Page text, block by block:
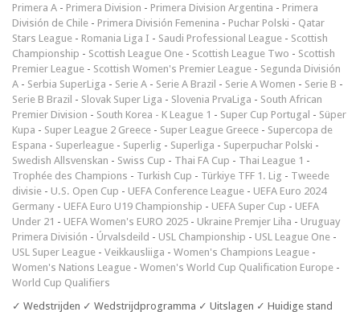
Primera A - Primera Division - Primera Division Argentina - Primera
División de Chile - Primera División Femenina - Puchar Polski - Qatar
Stars League - Romania Liga I - Saudi Professional League - Scottish
Championship - Scottish League One - Scottish League Two - Scottish
Premier League - Scottish Women's Premier League - Segunda División
A - Serbia SuperLiga - Serie A - Serie A Brazil - Serie A Women - Serie B -
Serie B Brazil - Slovak Super Liga - Slovenia PrvaLiga - South African
Premier Division - South Korea - K League 1 - Super Cup Portugal - Süper
Kupa - Super League 2 Greece - Super League Greece - Supercopa de
Espana - Superleague - Superlig - Superliga - Superpuchar Polski -
Swedish Allsvenskan - Swiss Cup - Thai FA Cup - Thai League 1 -
Trophée des Champions - Turkish Cup - Türkiye TFF 1. Lig - Tweede
divisie - U.S. Open Cup - UEFA Conference League - UEFA Euro 2024
Germany - UEFA Euro U19 Championship - UEFA Super Cup - UEFA
Under 21 - UEFA Women's EURO 2025 - Ukraine Premjer Liha - Uruguay
Primera División - Úrvalsdeild - USL Championship - USL League One -
USL Super League - Veikkausliiga - Women's Champions League -
Women's Nations League - Women's World Cup Qualification Europe -
World Cup Qualifiers
✓ Wedstrijden ✓ Wedstrijdprogramma ✓ Uitslagen ✓ Huidige stand